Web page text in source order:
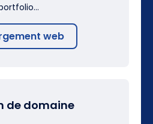
web
de domaine